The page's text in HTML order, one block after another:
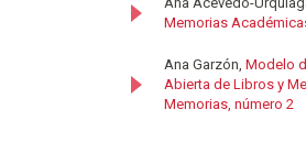
Memorias
Ana Garzón, Modelo
Abierta de Libros y
Memorias, número 2